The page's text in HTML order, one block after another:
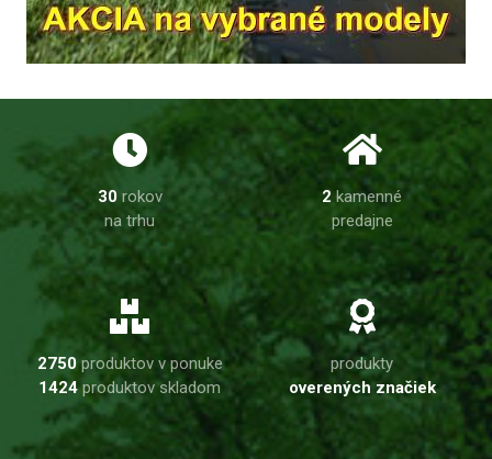
30rokov
na trhu
2 kamenné
predajne
2750produktov v ponuke
1424produktov skladom
produkty
overených značiek